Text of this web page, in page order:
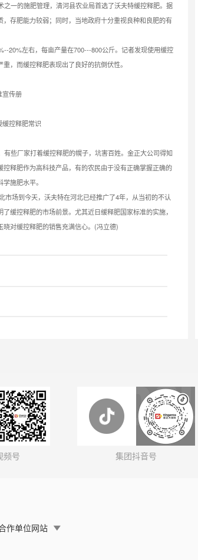
一的施肥管理，清河县农业局首选了沃夫特缓控释肥。据
存肥能力较弱；同时，当地政府十分重视良种和良肥的有
20%左右，每亩产量在700---800公斤。记者发现使用缓控
，而缓控释肥表现出了良好的抗倒伏性。
宣传册
控释肥常识
些厂家打着缓控释肥的幌子，坑害百姓。金正大公司得知
释肥作为高科技产品，有的农民由于没有正确掌握正确的
施肥水平。
场到今天，沃夫特在河北已经推广了4年，从当初的不认
缓控释肥的市场前景。尤其近日缓释肥国家标准的实施，
对缓控释肥的销售充满信心。(冯立德)
频号 集团抖音号
作单位网站